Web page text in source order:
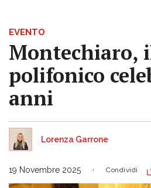
EVENTO
Montechiaro,
polifonico
anni
Lorenza Garrone
19 Novembre 2025 Condividi